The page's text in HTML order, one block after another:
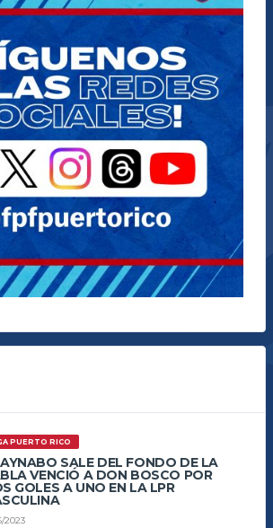
PUERTO RICO
SALE DEL FONDO DE LA
VENCIÓ A DON BOSCO POR
GOLES A UNO EN LA LPR
2023